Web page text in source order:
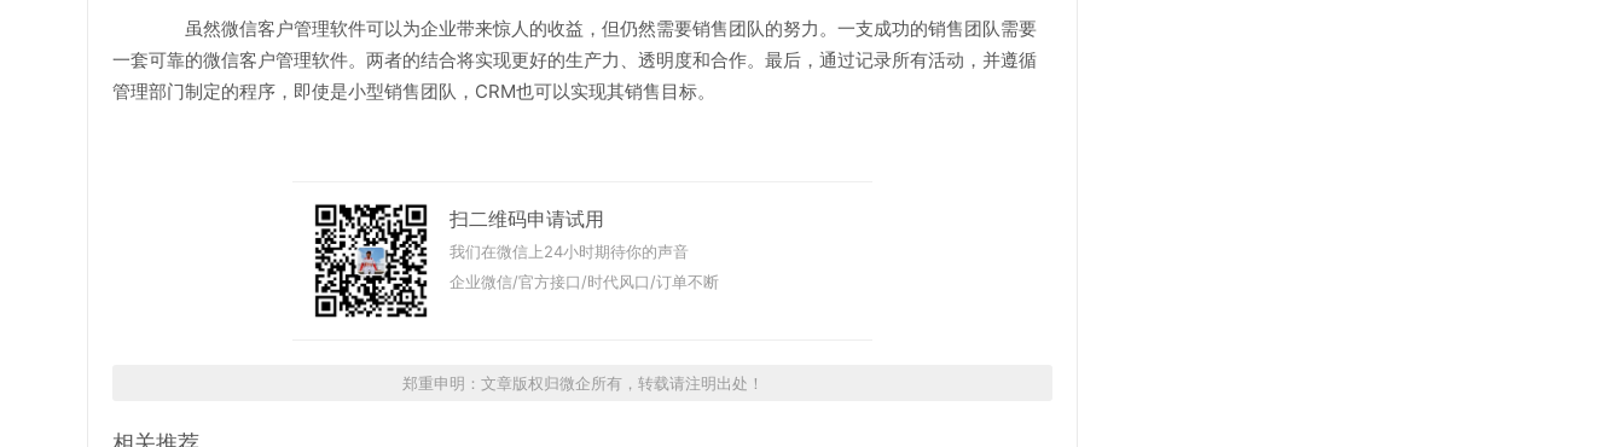
虽然微信客户管理软件可以为企业带来惊人的收益，但仍然需要销售团队的努力。一支成功的销售团队需要
一套可靠的微信客户管理软件。两者的结合将实现更好的生产力、透明度和合作。最后，通过记录所有活动，并遵循
管理部门制定的程序，即使是小型销售团队，CRM也可以实现其销售目标。
扫二维码申请试用
我们在微信上24小时期待你的声音
企业微信/官方接口/时代风口/订单不断
郑重申明：文章版权归微企所有，转载请注明出处！